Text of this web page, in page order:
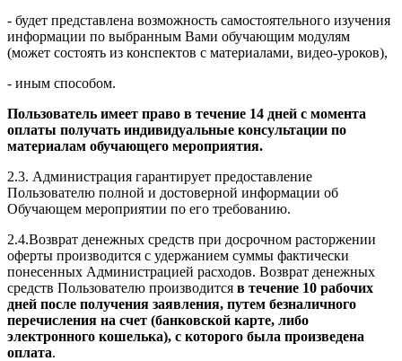
- будет представлена возможность самостоятельного изучения
информации по выбранным Вами обучающим модулям
(может состоять из конспектов с материалами, видео-уроков),
- иным способом.
Пользователь имеет право в течение 14 дней с момента
оплаты получать индивидуальные консультации по
материалам обучающего мероприятия.
2.3. Администрация гарантирует предоставление
Пользователю полной и достоверной информации об
Обучающем мероприятии по его требованию.
2.4.Возврат денежных средств при досрочном расторжении
оферты производится с удержанием суммы фактически
понесенных Администрацией расходов. Возврат денежных
средств Пользователю производится в течение 10 рабочих
дней после получения заявления, путем безналичного
перечисления на счет (банковской карте, либо
электронного кошелька), с которого была произведена
оплата.